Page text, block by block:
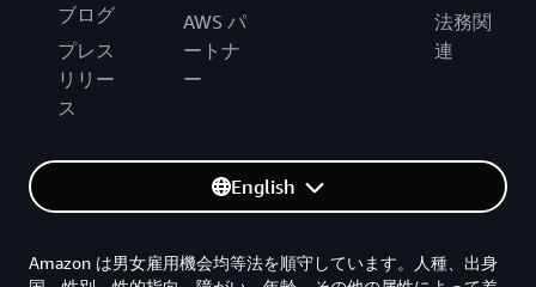
ブログ
プレス
リリー
ス
AWS パ
ートナ
ー
法務関
連
English
Amazon は男女雇用機会均等法を順守しています。人種、出身